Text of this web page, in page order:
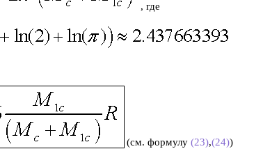
, где
(см. формулу (23),(24))